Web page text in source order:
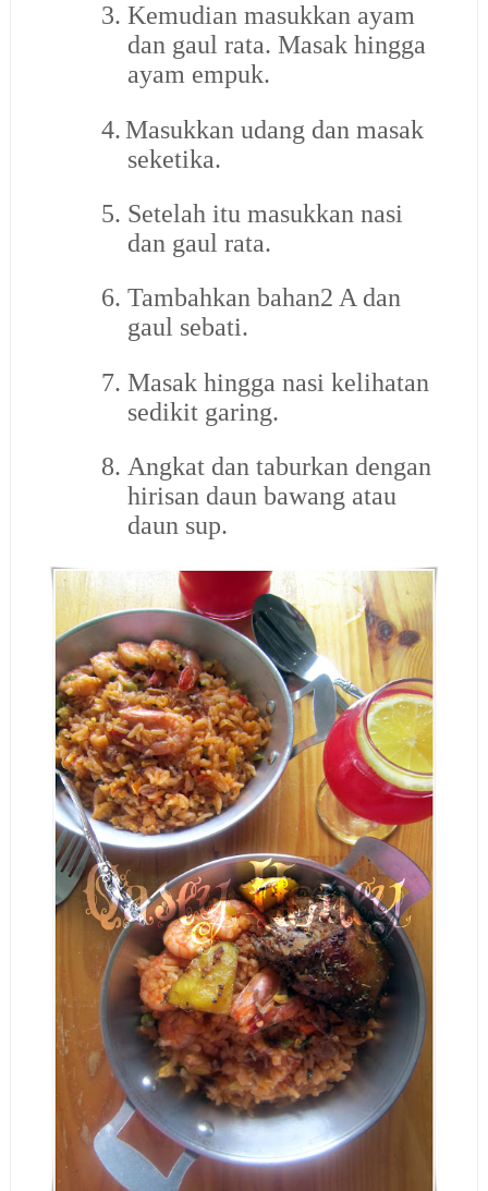
3. Kemudian masukkan ayam
dan gaul rata. Masak hingga
ayam empuk.
4.Masukkan udang dan masak
seketika.
5. Setelah itu masukkan nasi
dan gaul rata.
6. Tambahkan bahan2 A dan
gaul sebati.
7. Masak hingga nasi kelihatan
sedikit garing.
8. Angkat dan taburkan dengan
hirisan daun bawang atau
daun sup.